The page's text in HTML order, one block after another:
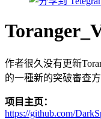
作者很久没有更新
的一種新的突破審查方
项目主页：
https://github.com/